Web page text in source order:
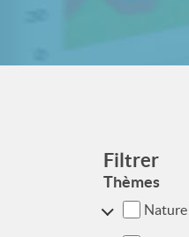
Filtrer
Thèmes